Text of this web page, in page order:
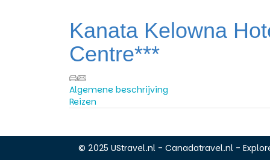
Kanata Kelowna
Centre***
Algemene beschrijving
Reizen
© 2025 UStravel.nl - Canadatravel.nl -